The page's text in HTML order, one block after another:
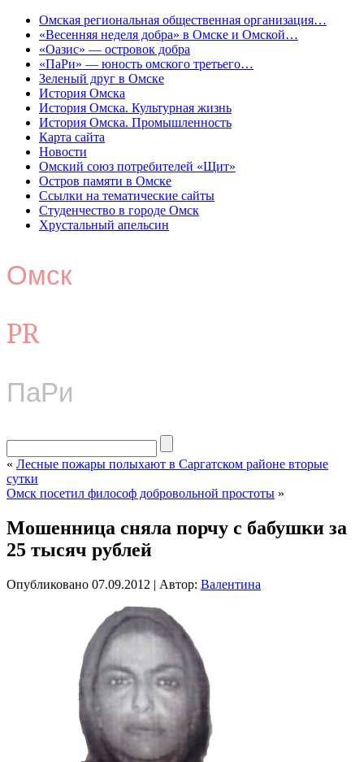
Омская региональная общественная организация…
«Весенняя неделя добра» в Омске и Омской…
«Оазис» — островок добра
«ПаРи» — юность омского третьего…
Зеленый друг в Омске
История Омска
История Омска. Культурная жизнь
История Омска. Промышленность
Карта сайта
Новости
Омский союз потребителей «Щит»
Остров памяти в Омске
Ссылки на тематические сайты
Студенчество в городе Омск
Хрустальный апельсин
Омск
PR
ПаРи
« Лесные пожары полыхают в Саргатском районе вторые
сутки
Омск посетил философ добровольной простоты »
Мошенница сняла порчу с бабушки за
25 тысяч рублей
Опубликовано 07.09.2012 | Автор: Валентина